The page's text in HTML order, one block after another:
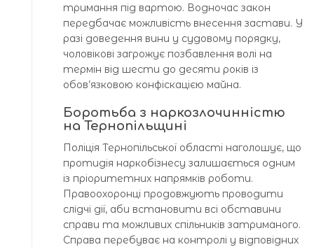
тримання під вартою. Водночас закон
передбачає можливість внесення застави. У
разі доведення вини у судовому порядку,
чоловікові загрожує позбавлення волі на
термін від шести до десяти років із
обов’язковою конфіскацією майна.
Боротьба з наркозлочинністю
на Тернопільщині
Поліція Тернопільської області наголошує, що
протидія наркобізнесу залишається одним
із пріоритетних напрямків роботи.
Правоохоронці продовжують проводити
слідчі дії, аби встановити всі обставини
справи та можливих спільників затриманого.
Справа перебуває на контролі у відповідних